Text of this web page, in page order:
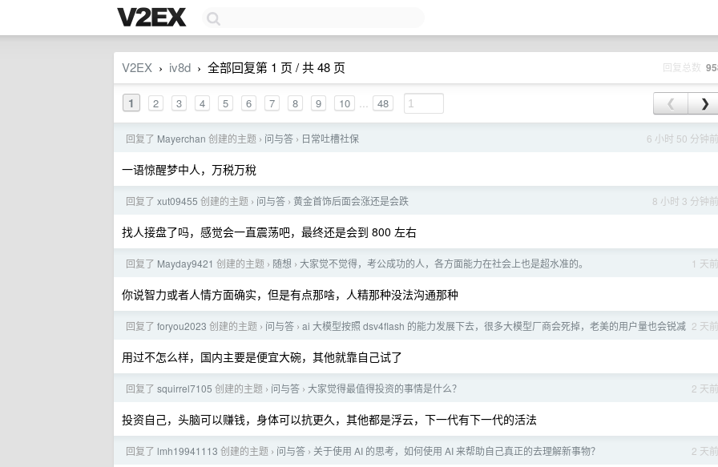
V2EX › iv8d › 全部回复第 1 页 / 共 48 页 回复总数
1 2 3 4 5 6 7 8 9 10 ... 48 ❮ ❯
6 小时 50 分钟前
回复了 Mayerchan 创建的主题 › 问与答 › 日常吐槽社保
一语惊醒梦中人，万税万稅
8 小时 3 分钟前
回复了 xut09455 创建的主题 › 问与答 › 黄金首饰后面会涨还是会跌
找人接盘了吗，感觉会一直震荡吧，最终还是会到 800 左右
1 天前
回复了 Mayday9421 创建的主题 › 随想 › 大家觉不觉得，考公成功的人，各方面能力在社会上也是超水准的。
你说智力或者人情方面确实，但是有点那啥，人精那种没法沟通那种
2 天前
回复了 foryou2023 创建的主题 › 问与答 › ai 大模型按照 dsv4flash 的能力发展下去，很多大模型厂商会死掉，老美的用户量也会锐减
用过不怎么样，国内主要是便宜大碗，其他就靠自己试了
2 天前
回复了 squirrel7105 创建的主题 › 问与答 › 大家觉得最值得投资的事情是什么？
投资自己，头脑可以赚钱，身体可以抗更久，其他都是浮云，下一代有下一代的活法
2 天前
回复了 lmh19941113 创建的主题 › 问与答 › 关于使用 AI 的思考，如何使用 AI 来帮助自己真正的去理解新事物？